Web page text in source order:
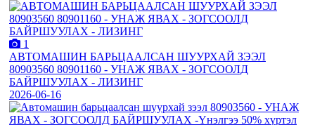
1
АВТОМАШИН БАРЬЦААЛСАН ШУУРХАЙ ЗЭЭЛ
80903560 80901160 - УНАЖ ЯВАХ - ЗОГСООЛД
БАЙРШУУЛАХ - ЛИЗИНГ
2026-06-16